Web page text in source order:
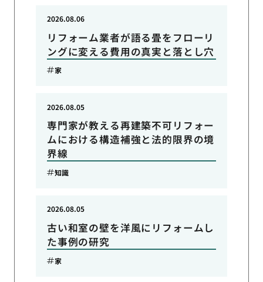
リフォーム業者が語る畳をフローリ
ングに変える費用の真実と落とし穴
2026.08.06
家
専門家が教える再建築不可リフォー
ムにおける構造補強と法的限界の境
界線
2026.08.05
知識
古い和室の壁を洋風にリフォームし
た事例の研究
2026.08.05
家